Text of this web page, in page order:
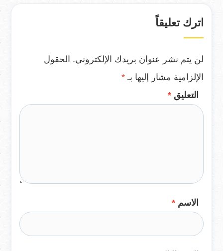
اترك تعليقاً
لن يتم نشر عنوان بريدك الإلكتروني. الحقول
الإلزامية مشار إليها بـ *
التعليق *
الاسم *